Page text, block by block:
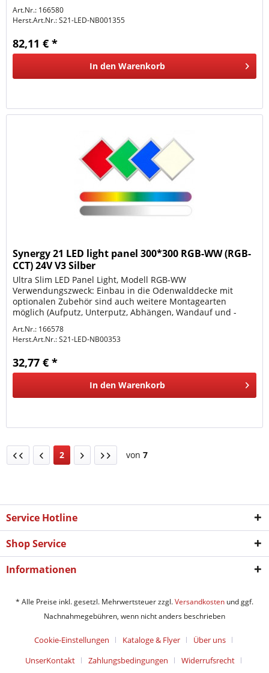
Art.Nr.: 166580
Herst.Art.Nr.:S21-LED-NB001355
82,11 € *
In den Warenkorb
Synergy 21 LED light panel 300*300 RGB-WW (RGB-
CCT) 24V V3 Silber
Ultra Slim LED Panel Light, Modell RGB-WW
Verwendungszweck: Einbau in die Odenwalddecke mit
optionalen Zubehör sind auch weitere Montagearten
möglich (Aufputz, Unterputz, Abhängen, Wandauf und -
Art.Nr.: 166578
Herst.Art.Nr.:S21-LED-NB00353
32,77 € *
In den Warenkorb
2 von 7
Service Hotline
Shop Service
Informationen
* Alle Preise inkl. gesetzl. Mehrwertsteuer zzgl.Versandkosten und ggf.
Nachnahmegebühren, wenn nicht anders beschrieben
Cookie-Einstellungen Kataloge & Flyer
Über uns
UnserKontakt
Zahlungsbedingungen Widerrufsrecht